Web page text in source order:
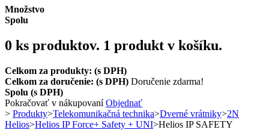
Množstvo
Spolu
0 ks produktov. 1 produkt v košíku.
Celkom za produkty: (s DPH)
Celkom za doručenie: (s DPH) Doručenie zdarma!
Spolu (s DPH)
Pokračovať v nákupovaníObjednať
> Produkty>Telekomunikačná technika>Dverné vrátniky>2N
Helios>Helios IP Force+ Safety + UNI>Helios IP SAFETY